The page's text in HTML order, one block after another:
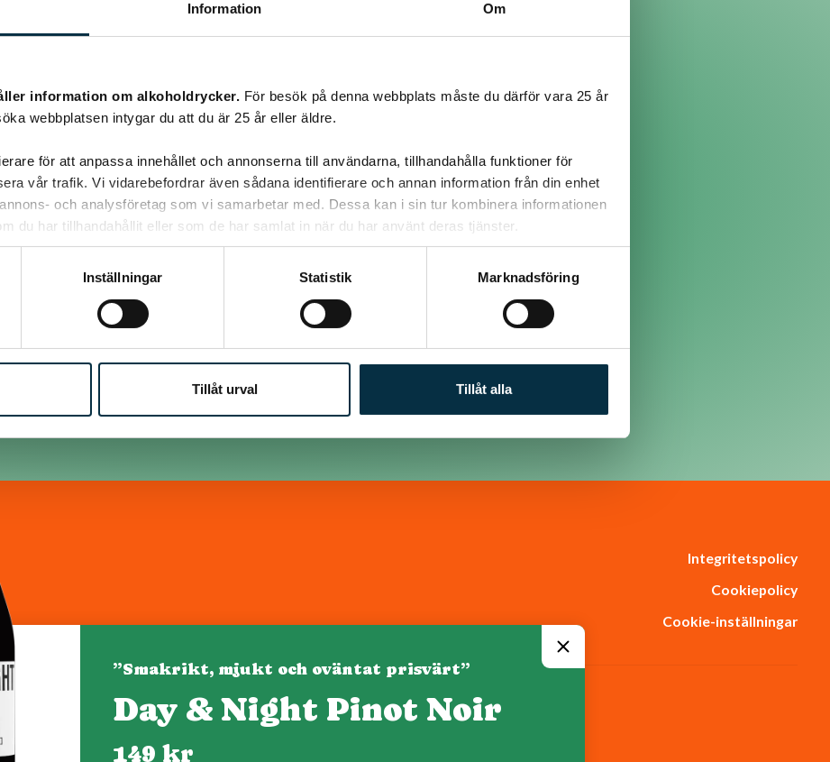
Information Om
information om alkoholdrycker. För besök på denna webbplats måste du därför vara 25 år
webbplatsen intygar du att du är 25 år eller äldre.
för att anpassa innehållet och annonserna till användarna, tillhandahålla funktioner för
vår trafik. Vi vidarebefordrar även sådana identifierare och annan information från din enhet
och analysföretag som vi samarbetar med. Dessa kan i sin tur kombinera informationen
du har tillhandahållit eller som de har samlat in när du har använt deras tjänster.
Inställningar Statistik Marknadsföring
Tillåt urval Tillåt alla
Integritetspolicy
Cookiepolicy
Cookie-inställningar
Denna webbplats drivs av Vinklubben i Norden AB
© 2026 mytaste.se
”Smakrikt, mjukt och oväntat prisvärt”
Day & Night Pinot Noir
149 kr